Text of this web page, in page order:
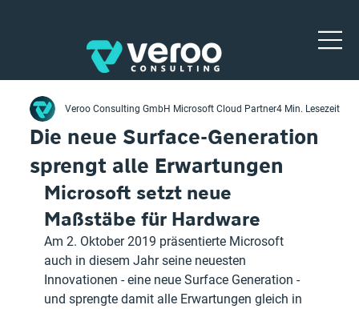
Die neue Surface-Generation
sprengt alle Erwartungen
Veroo Consulting GmbH Microsoft Cloud Partner4 Min. Lesezeit
Microsoft setzt neue
Maßstäbe für Hardware
Am 2. Oktober 2019 präsentierte Microsoft
auch in diesem Jahr seine neuesten
Innovationen - eine neue Surface Generation -
und sprengte damit alle Erwartungen gleich in